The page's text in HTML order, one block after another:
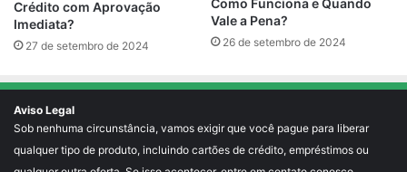
Crédito com Aprovação
Imediata?
27 de setembro de 2024
Como Funciona e Quando
Vale a Pena?
26 de setembro de 2024
Aviso Legal
Sob nenhuma circunstância, vamos exigir que você pague para liberar
qualquer tipo de produto, incluindo cartões de crédito, empréstimos ou